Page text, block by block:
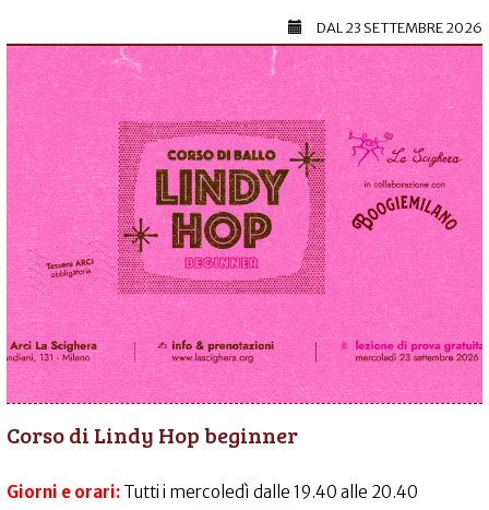
DAL23 SETTEMBRE 2026
Corso di Lindy Hop beginner
Giorni e orari: Tutti i mercoledì dalle 19.40 alle 20.40